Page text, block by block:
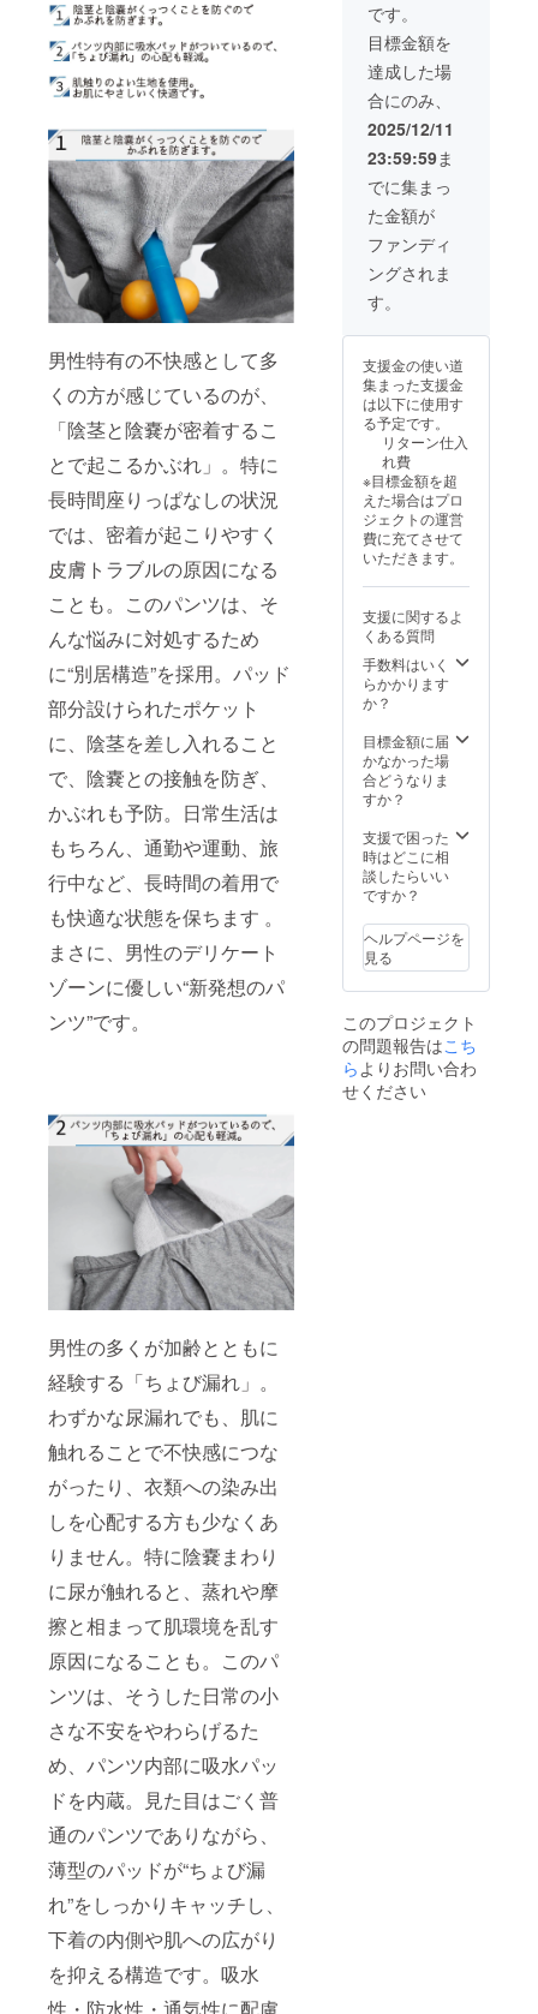
男性特有の不快感として多
くの方が感じているのが、
「陰茎と陰嚢が密着するこ
とで起こるかぶれ」。特に
長時間座りっぱなしの状況
では、密着が起こりやすく
皮膚トラブルの原因になる
ことも。このパンツは、そ
んな悩みに対処するため
に“別居構造”を採用。パッド
部分設けられたポケット
に、陰茎を差し入れること
で、陰嚢との接触を防ぎ、
かぶれも予防。日常生活は
もちろん、通勤や運動、旅
行中など、長時間の着用で
も快適な状態を保ちます 。
まさに、男性のデリケート
ゾーンに優しい“新発想のパ
ンツ”です。
男性の多くが加齢とともに
経験する「ちょび漏れ」。
わずかな尿漏れでも、肌に
触れることで不快感につな
がったり、衣類への染み出
しを心配する方も少なくあ
りません。特に陰嚢まわり
に尿が触れると、蒸れや摩
擦と相まって肌環境を乱す
原因になることも。このパ
ンツは、そうした日常の小
さな不安をやわらげるた
め、パンツ内部に吸水パッ
ドを内蔵。見た目はごく普
通のパンツでありながら、
薄型のパッドが“ちょび漏
れ”をしっかりキャッチし、
下着の内側や肌への広がり
を抑える構造です。吸水
性・防水性・通気性に配慮
着 ※実
際にお
届けす
る商品
及び
パッ
ケージ
等 のデ
ザイン
は異な
る場合
があり
ますの
めご了
さい。
です。
目標金額を
達成した場
合にのみ、
2025/12/11
23:59:59ま
でに集まっ
た金額が
ファンディ
ングされま
す。
支援金の使い道
集まった支援金
は以下に使用す
る予定です。
リターン仕入
れ費
※目標金額を超
えた場合はプロ
ジェクトの運営
費に充てさせて
いただきます。
支援に関するよ
くある質問
手数料はいく
らかかります
か？
目標金額に届
かなかった場
合どうなりま
すか？
支援で困った
時はどこに相
談したらいい
ですか？
ヘルプページを
見る
このプロジェクト
の問題報告はこち
らよりお問い合わ
せください